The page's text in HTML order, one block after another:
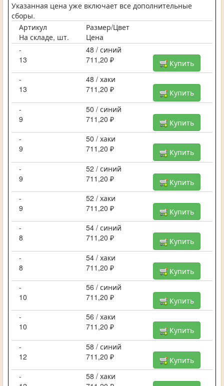
Указанная цена уже включает все дополнительные
сборы.
Артикул
Размер/Цвет
На складе, шт.
Цена
-
48 / синий
13
711,20 ₽
Купить
-
48 / хаки
13
711,20 ₽
Купить
-
50 / синий
9
711,20 ₽
Купить
-
50 / хаки
9
711,20 ₽
Купить
-
52 / синий
9
711,20 ₽
Купить
-
52 / хаки
9
711,20 ₽
Купить
-
54 / синий
8
711,20 ₽
Купить
-
54 / хаки
8
711,20 ₽
Купить
-
56 / синий
10
711,20 ₽
Купить
-
56 / хаки
10
711,20 ₽
Купить
-
58 / синий
12
711,20 ₽
Купить
-
58 / хаки